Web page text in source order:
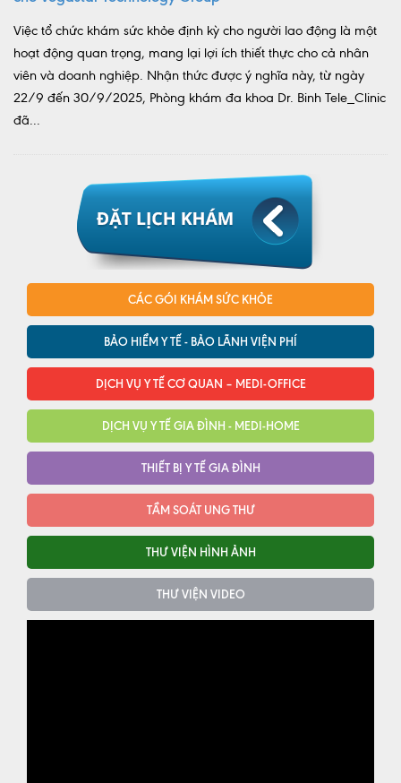
Việc tổ chức khám sức khỏe định kỳ cho người lao động là một
hoạt động quan trọng, mang lại lợi ích thiết thực cho cả nhân
viên và doanh nghiệp. Nhận thức được ý nghĩa này, từ ngày
22/9 đến 30/9/2025, Phòng khám đa khoa Dr. Binh Tele_Clinic
đã...
CÁC GÓI KHÁM SỨC KHỎE
BẢO HIỂM Y TẾ - BẢO LÃNH VIỆN PHÍ
DỊCH VỤ Y TẾ CƠ QUAN – MEDI-OFFICE
DỊCH VỤ Y TẾ GIA ĐÌNH - MEDI-HOME
THIẾT BỊ Y TẾ GIA ĐÌNH
TẦM SOÁT UNG THƯ
THƯ VIỆN HÌNH ẢNH
THƯ VIỆN VIDEO